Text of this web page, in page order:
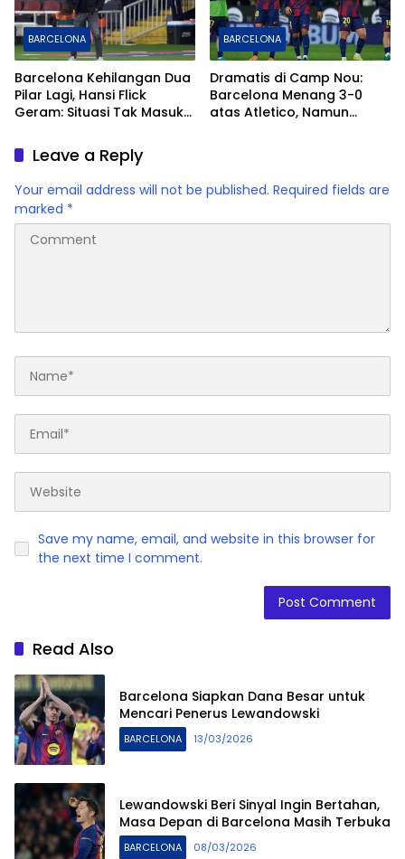
BARCELONA
Barcelona Kehilangan Dua
Pilar Lagi, Hansi Flick
Geram: Situasi Tak Masuk
BARCELONA
Dramatis di Camp Nou:
Barcelona Menang 3-0
atas Atletico, Namun
Leave a Reply
Your email address will not be published. Required fields are
marked *
Save my name, email, and website in this browser for
the next time I comment.
Read Also
Barcelona Siapkan Dana Besar untuk
Mencari Penerus Lewandowski
BARCELONA 13/03/2026
Lewandowski Beri Sinyal Ingin Bertahan,
Masa Depan di Barcelona Masih Terbuka
BARCELONA 08/03/2026